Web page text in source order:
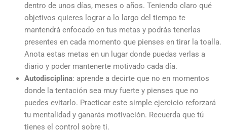
dentro de unos días, meses o años. Teniendo claro qué
objetivos quieres lograr a lo largo del tiempo te
mantendrá enfocado en tus metas y podrás tenerlas
presentes en cada momento que pienses en tirar la toalla.
Anota estas metas en un lugar donde puedas verlas a
diario y poder mantenerte motivado cada día.
Autodisciplina: aprende a decirte que no en momentos
donde la tentación sea muy fuerte y pienses que no
puedes evitarlo. Practicar este simple ejercicio reforzará
tu mentalidad y ganarás motivación. Recuerda que tú
tienes el control sobre ti.